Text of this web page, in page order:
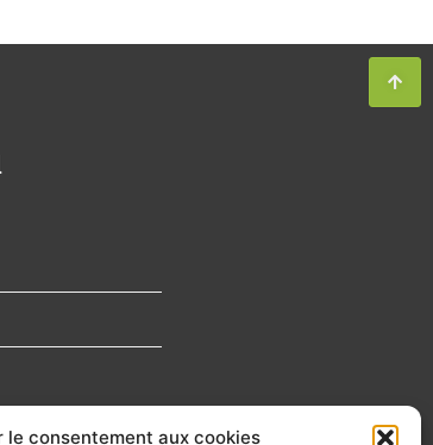
le consentement aux cookies